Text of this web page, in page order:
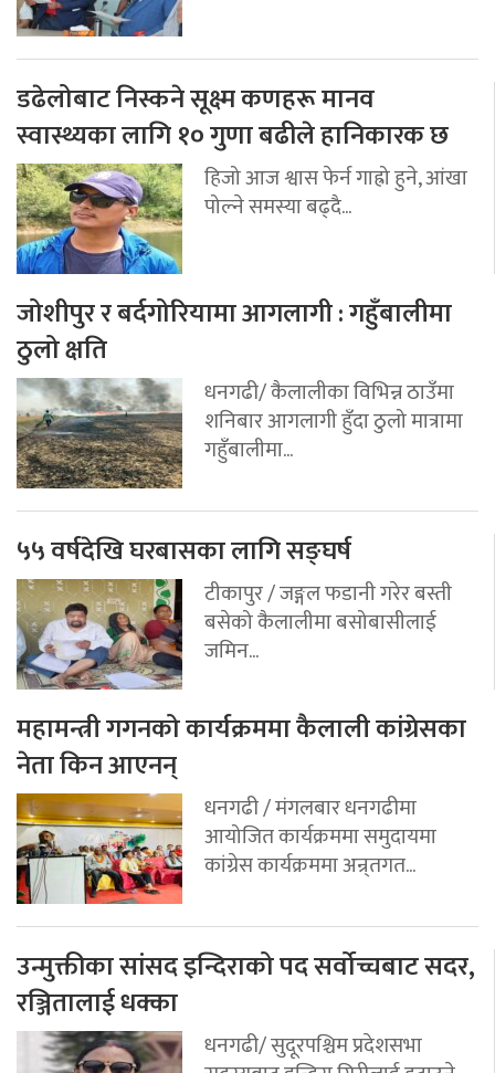
डढेलोबाट निस्कने सूक्ष्म कणहरू मानव
स्वास्थ्यका लागि १० गुणा बढीले हानिकारक छ
हिजो आज श्वास फेर्न गाह्रो हुने, आंखा
पोल्ने समस्या बढ्दै...
जोशीपुर र बर्दगोरियामा आगलागी : गहुँबालीमा
ठुलो क्षति
धनगढी/ कैलालीका विभिन्न ठाउँमा
शनिबार आगलागी हुँदा ठुलो मात्रामा
गहुँबालीमा...
५५ वर्षदेखि घरबासका लागि सङ्घर्ष
टीकापुर / जङ्गल फडानी गरेर बस्ती
बसेको कैलालीमा बसोबासीलाई
जमिन...
महामन्त्री गगनको कार्यक्रममा कैलाली कांग्रेसका
नेता किन आएनन्
धनगढी / मंगलबार धनगढीमा
आयोजित कार्यक्रममा समुदायमा
कांग्रेस कार्यक्रममा अन्र्तगत...
उन्मुक्तीका सांसद इन्दिराको पद सर्वोच्चबाट सदर,
रञ्जितालाई धक्का
धनगढी/ सुदूरपश्चिम प्रदेशसभा